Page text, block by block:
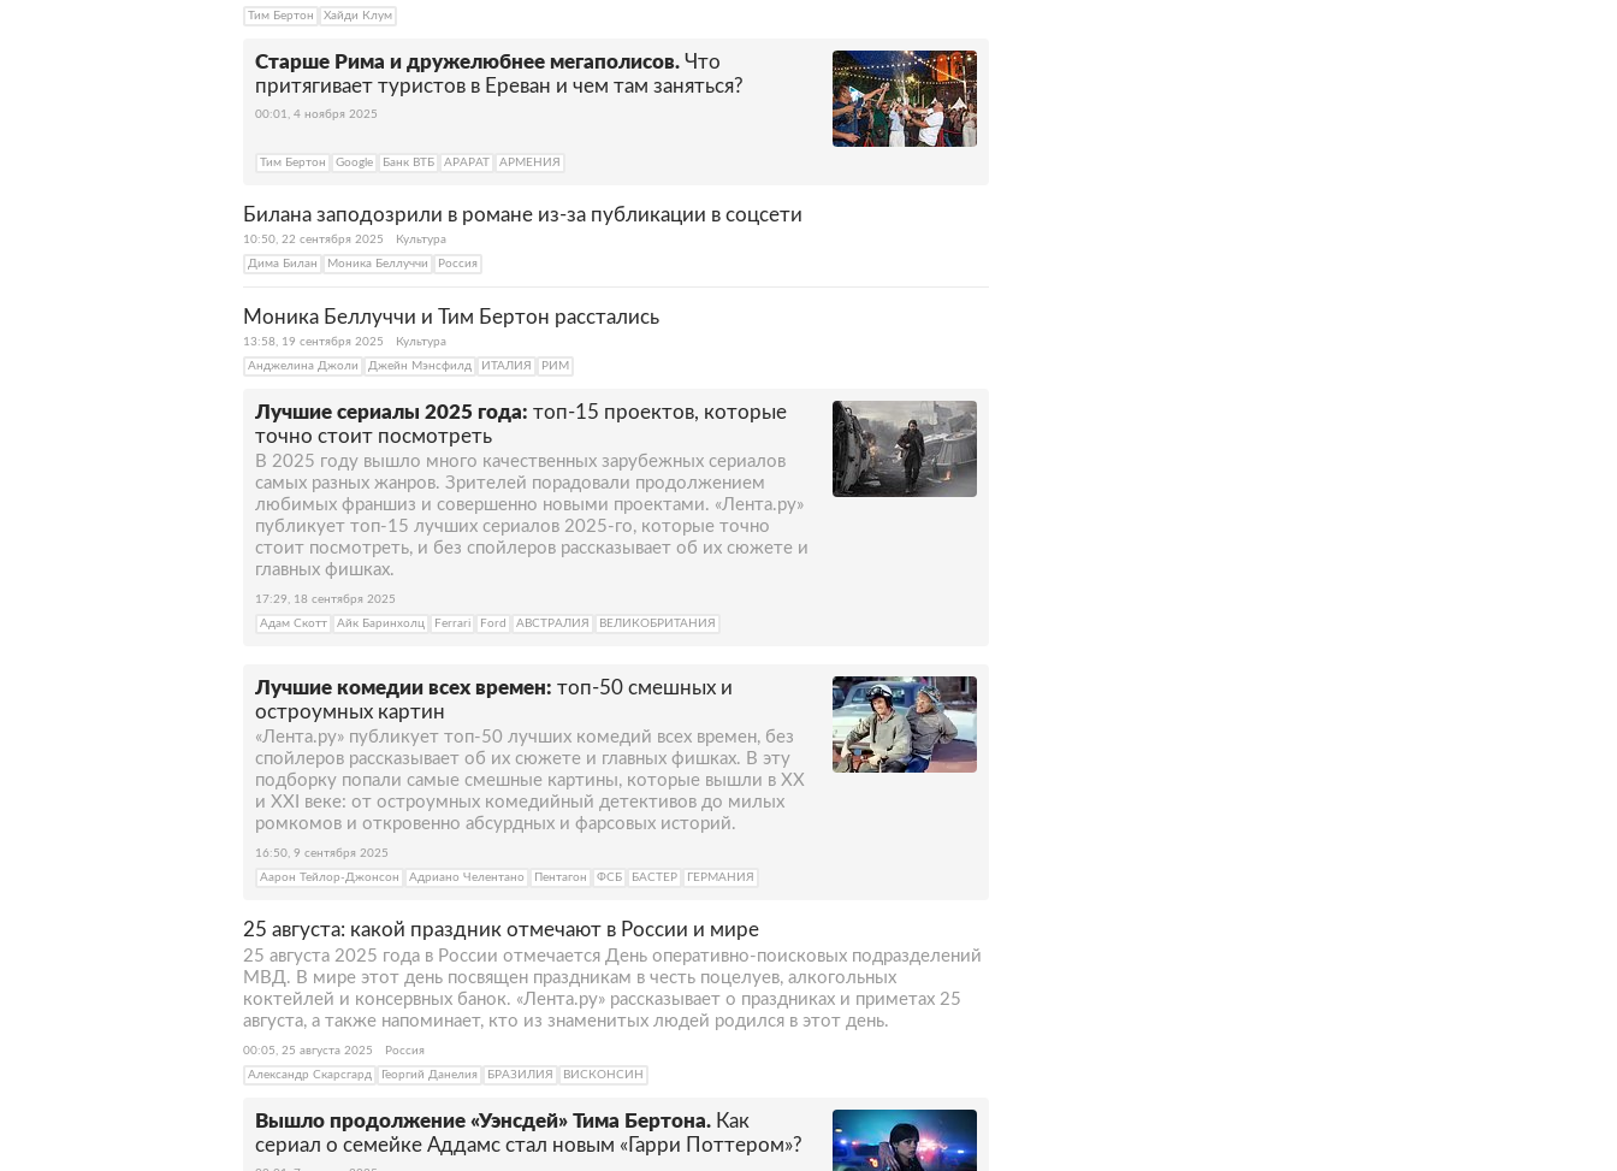
Тим Бертон
Хайди Клум
Старше Рима и дружелюбнее мегаполисов. Что
притягивает туристов в Ереван и чем там заняться?
00:01, 4 ноября 2025
Тим Бертон Google Банк ВТБ АРАРАТ АРМЕНИЯ
Билана заподозрили в романе из-за публикации в соцсети
10:50, 22 сентября 2025
Культура
Дима Билан
Моника Беллуччи Россия
Моника Беллуччи и Тим Бертон расстались
13:58, 19 сентября 2025
Культура
Анджелина Джоли
Джейн Мэнсфилд ИТАЛИЯ РИМ
Лучшие сериалы 2025 года: топ-15 проектов, которые
точно стоит посмотреть
В 2025 году вышло много качественных зарубежных сериалов
самых разных жанров. Зрителей порадовали продолжением
любимых франшиз и совершенно новыми проектами. «Лента.ру»
публикует топ-15 лучших сериалов 2025-го, которые точно
стоит посмотреть, и без спойлеров рассказывает об их сюжете и
главных фишках.
17:29, 18 сентября 2025
Адам Скотт
Айк Баринхолц Ferrari Ford АВСТРАЛИЯ ВЕЛИКОБРИТАНИЯ
Лучшие комедии всех времен: топ-50 смешных и
остроумных картин
«Лента.ру» публикует топ-50 лучших комедий всех времен, без
спойлеров рассказывает об их сюжете и главных фишках. В эту
подборку попали самые смешные картины, которые вышли в XX
и XXI веке: от остроумных комедийный детективов до милых
ромкомов и откровенно абсурдных и фарсовых историй.
16:50, 9 сентября 2025
Аарон Тейлор-Джонсон
Адриано Челентано Пентагон ФСБ БАСТЕР ГЕРМАНИЯ
25 августа: какой праздник отмечают в России и мире
25 августа 2025 года в России отмечается День оперативно-поисковых подразделений
МВД. В мире этот день посвящен праздникам в честь поцелуев, алкогольных
коктейлей и консервных банок. «Лента.ру» рассказывает о праздниках и приметах 25
августа, а также напоминает, кто из знаменитых людей родился в этот день.
00:05, 25 августа 2025
Россия
Александр Скарсгард
Георгий Данелия БРАЗИЛИЯ ВИСКОНСИН
Вышло продолжение «Уэнсдей» Тима Бертона. Как
сериал о семейке Аддамс стал новым «Гарри Поттером»?